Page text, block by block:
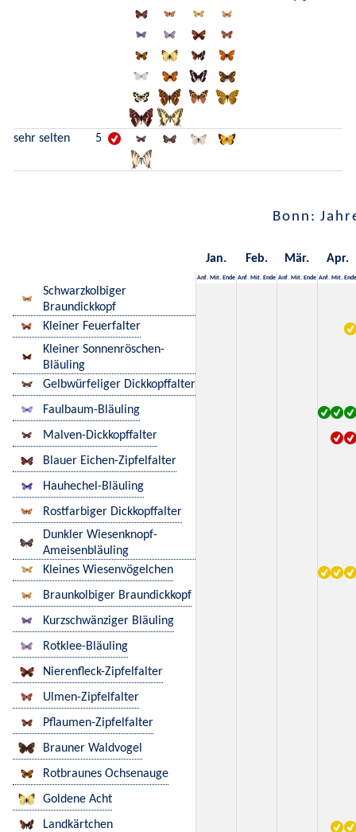
sehr selten 5
Bonn:
Jan. Feb. Mär. Apr.
Anf. Mit. Ende Anf. Mit. Ende Anf. Mit. Ende Anf. Mit. Ende
Schwarzkolbiger
Braundickkopf
Kleiner Feuerfalter
Kleiner Sonnenröschen-
Bläuling
Gelbwürfeliger Dickkopffalter
Faulbaum-Bläuling
Malven-Dickkopffalter
Blauer Eichen-Zipfelfalter
Hauhechel-Bläuling
Rostfarbiger Dickkopffalter
Dunkler Wiesenknopf-
Ameisenbläuling
Kleines Wiesenvögelchen
Braunkolbiger Braundickkopf
Kurzschwänziger Bläuling
Rotklee-Bläuling
Nierenfleck-Zipfelfalter
Ulmen-Zipfelfalter
Pflaumen-Zipfelfalter
Brauner Waldvogel
Rotbraunes Ochsenauge
Goldene Acht
Landkärtchen